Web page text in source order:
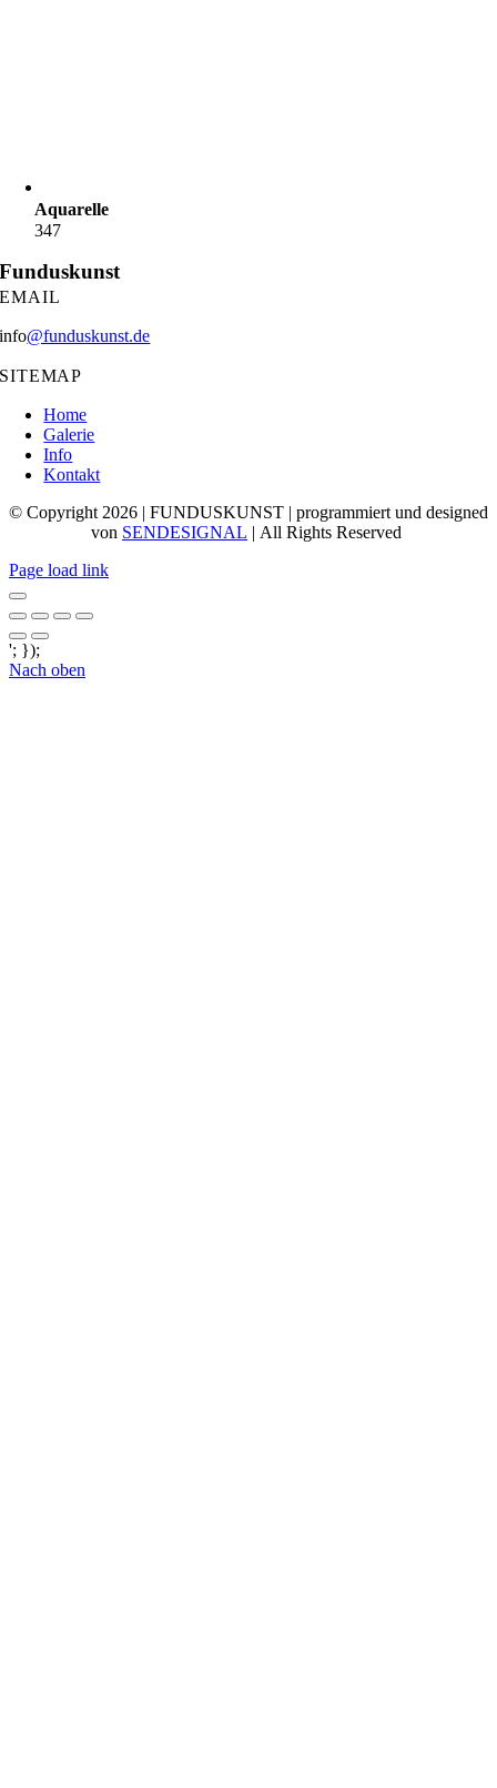
Aquarelle
347
Funduskunst
EMAIL
info@funduskunst.de
SITEMAP
Home
Galerie
Info
Kontakt
© Copyright 2026 | FUNDUSKUNST | programmiert und designed
von SENDESIGNAL | All Rights Reserved
Page load link
'; });
Nach oben